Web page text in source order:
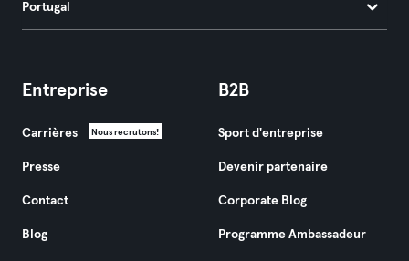
Portugal
Entreprise
Carrières Nous recrutons!
Presse
Contact
Blog
B2B
Sport d'entreprise
Devenir partenaire
Corporate Blog
Programme Ambassadeur